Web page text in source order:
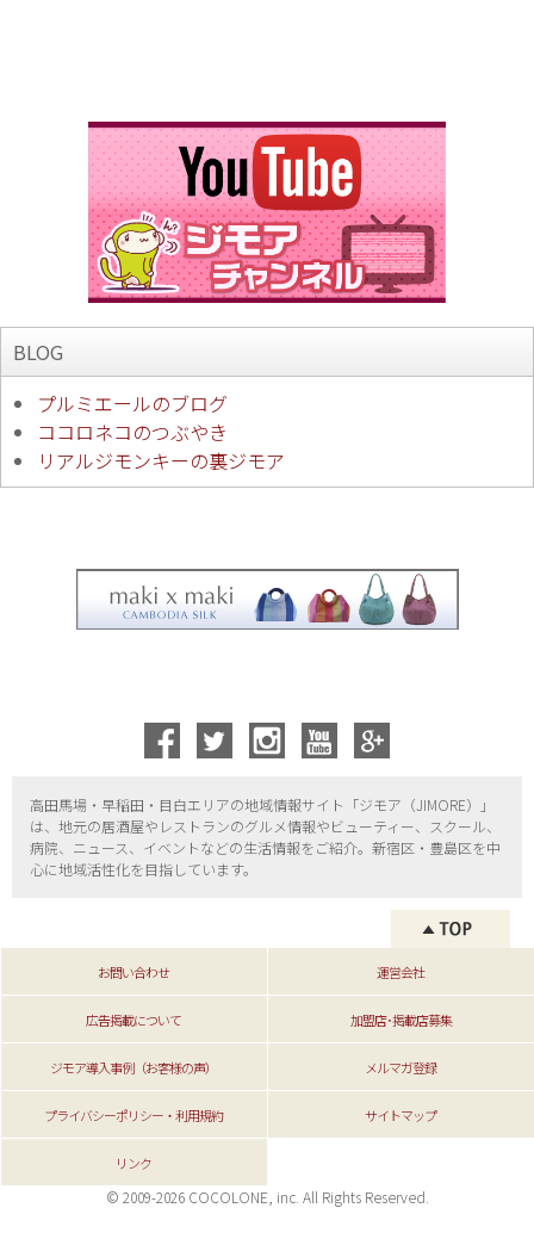
BLOG
プルミエールのブログ
ココロネコのつぶやき
リアルジモンキーの裏ジモア
高田馬場・早稲田・目白エリアの地域情報サイト「ジモア（JIMORE）」
は、地元の居酒屋やレストランのグルメ情報やビューティー、
スクール、
病院、ニュース、イベントなどの生活情報をご紹介。新宿区・ 豊島区を中
心に地域活性化を目指しています。
お問い合わせ 運営会社
広告掲載について 加盟店･掲載店募集
ジモア導入事例（お客様の声） メルマガ登録
プライバシーポリシー・利用規約 サイトマップ
リンク
© 2009-2026 COCOLONE, inc. All Rights Reserved.